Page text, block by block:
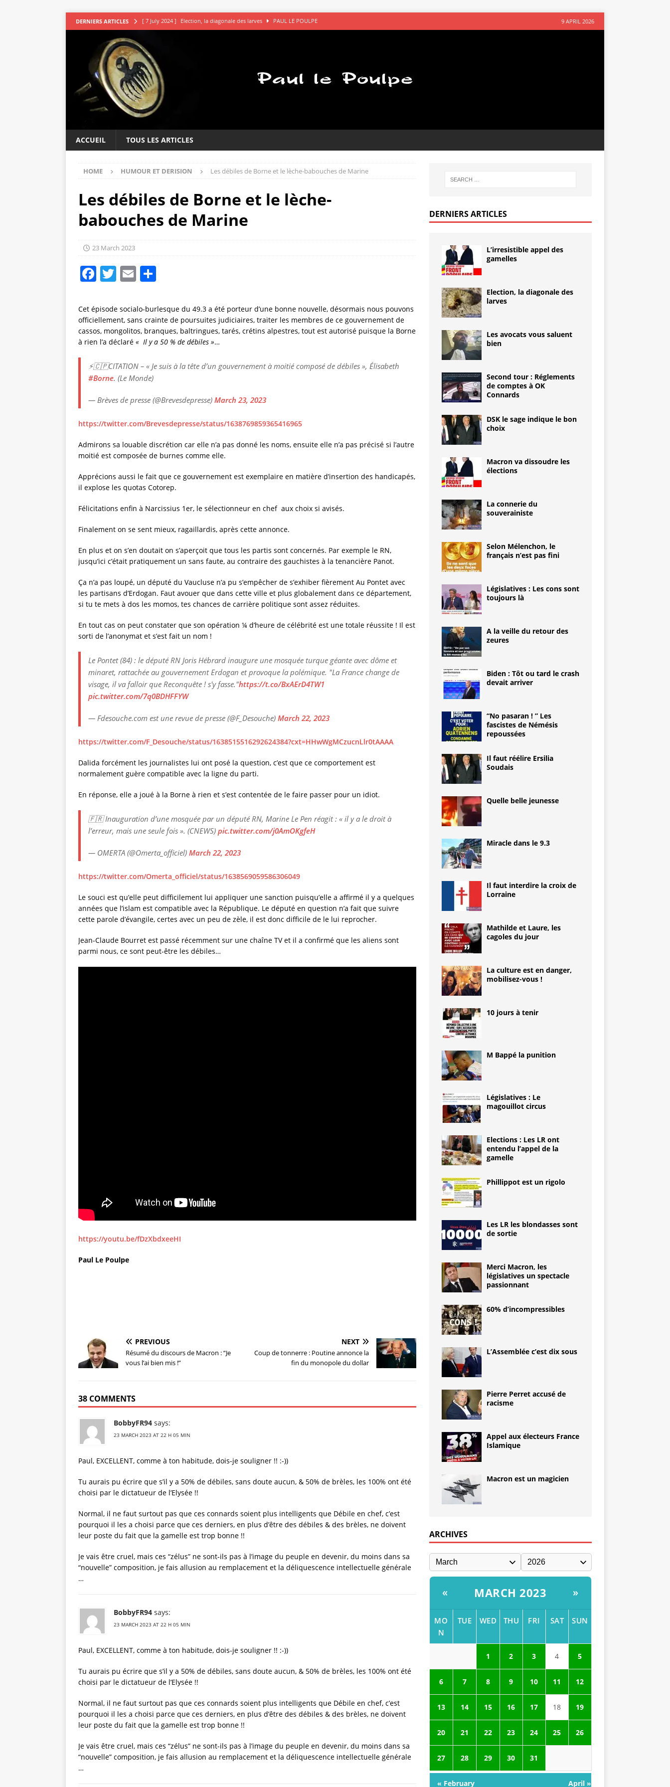
DERNIERS ARTICLES [ 7 July 2024 ] Election, la diagonale des larves PAUL LE POULPE
[ 5 July 2024 ]
[ 4 July 2024 ] DSK le sage indique le bon choix PAUL LE POULPE
[ 9 July 2024 ]
9 APRIL 2026
ACCUEIL TOUS LES ARTICLES
HOME HUMOUR ET DERISION Les débiles de Borne et le lèche-babouches de Marine
Les débiles de Borne et le lèche-
babouches de Marine
23 March 2023
F
c
e
b
o
k
T
it
te
r
E
ai
l
a
re
Cet épisode socialo-burlesque du 49.3 a été porteur d’une bonne nouvelle, désormais nous pouvons
officiellement, sans crainte de poursuites judiciaires, traiter les membres de ce gouvernement de
cassos, mongolitos, branques, baltringues, tarés, crétins alpestres, tout est autorisé puisque la Borne
à rien l’a déclaré « Il y a 50 % de débiles »…
⚡🇨🇵CITATION – « Je suis à la tête d’un gouvernement à moitié composé de débiles », Élisabeth
#Borne. (Le Monde)
— Brèves de presse (@Brevesdepresse) March 23, 2023
https://twitter.com/Brevesdepresse/status/1638769859365416965
Admirons sa louable discrétion car elle n’a pas donné les noms, ensuite elle n’a pas précisé si l’autre
moitié est composée de burnes comme elle.
Apprécions aussi le fait que ce gouvernement est exemplaire en matière d’insertion des handicapés,
il explose les quotas Cotorep.
Félicitations enfin à Narcissius 1er, le sélectionneur en chef aux choix si avisés.
Finalement on se sent mieux, ragaillardis, après cette annonce.
En plus et on s’en doutait on s’aperçoit que tous les partis sont concernés. Par exemple le RN,
jusqu’ici c’était pratiquement un sans faute, au contraire des gauchistes à la tenancière Panot.
Ça n’a pas loupé, un député du Vaucluse n’a pu s’empêcher de s’exhiber fièrement Au Pontet avec
les partisans d’Erdogan. Faut avouer que dans cette ville et plus globalement dans ce département,
si tu te mets à dos les momos, tes chances de carrière politique sont assez réduites.
En tout cas on peut constater que son opération ¼ d’heure de célébrité est une totale réussite ! Il est
sorti de l’anonymat et s’est fait un nom !
Le Pontet (84) : le député RN Joris Hébrard inaugure une mosquée turque géante avec dôme et
minaret, rattachée au gouvernement Erdogan et provoque la polémique. "La France change de
visage, il va falloir que Reconquête ! s'y fasse."https://t.co/BxAErD4TW1
pic.twitter.com/7q0BDHFFYW
— Fdesouche.com est une revue de presse (@F_Desouche) March 22, 2023
https://twitter.com/F_Desouche/status/1638515516292624384?cxt=HHwWgMCzucnLlr0tAAAA
Dalida forcément les journalistes lui ont posé la question, c’est que ce comportement est
normalement guère compatible avec la ligne du parti.
En réponse, elle a joué à la Borne à rien et s’est contentée de le faire passer pour un idiot.
🇫🇷 Inauguration d’une mosquée par un député RN, Marine Le Pen réagit : « il y a le droit à
l’erreur, mais une seule fois ». (CNEWS) pic.twitter.com/j0AmOKgfeH
— OMERTA (@Omerta_officiel) March 22, 2023
https://twitter.com/Omerta_officiel/status/1638569059586306049
Le souci est qu’elle peut difficilement lui appliquer une sanction puisqu’elle a affirmé il y a quelques
années que l’islam est compatible avec la République. Le député en question n’a fait que suivre
cette parole d’évangile, certes avec un peu de zèle, il est donc difficile de le lui reprocher.
Jean-Claude Bourret est passé récemment sur une chaîne TV et il a confirmé que les aliens sont
parmi nous, ce sont peut-être les débiles…
https://youtu.be/fDzXbdxeeHI
Paul Le Poulpe
PREVIOUS
Résumé du discours de Macron : “Je
vous l’ai bien mis !”
NEXT
Coup de tonnerre : Poutine annonce la
fin du monopole du dollar
38 COMMENTS
BobbyFR94 says:
23 MARCH 2023 AT 22 H 05 MIN
Paul, EXCELLENT, comme à ton habitude, dois-je souligner !! :-))
Tu aurais pu écrire que s’il y a 50% de débiles, sans doute aucun, & 50% de brèles, les 100% ont été
choisi par le dictatueur de l’Elysée !!
Normal, il ne faut surtout pas que ces connards soient plus intelligents que Débile en chef, c’est
pourquoi il les a choisi parce que ces derniers, en plus d’être des débiles & des brèles, ne doivent
leur poste du fait que la gamelle est trop bonne !!
Je vais être cruel, mais ces “zélus” ne sont-ils pas à l’image du peuple en devenir, du moins dans sa
“nouvelle” composition, je fais allusion au remplacement et la déliquescence intellectuelle générale
…
BobbyFR94 says:
23 MARCH 2023 AT 22 H 05 MIN
Paul, EXCELLENT, comme à ton habitude, dois-je souligner !! :-))
Tu aurais pu écrire que s’il y a 50% de débiles, sans doute aucun, & 50% de brèles, les 100% ont été
choisi par le dictatueur de l’Elysée !!
Normal, il ne faut surtout pas que ces connards soient plus intelligents que Débile en chef, c’est
pourquoi il les a choisi parce que ces derniers, en plus d’être des débiles & des brèles, ne doivent
leur poste du fait que la gamelle est trop bonne !!
Je vais être cruel, mais ces “zélus” ne sont-ils pas à l’image du peuple en devenir, du moins dans sa
“nouvelle” composition, je fais allusion au remplacement et la déliquescence intellectuelle générale
…
DERNIERS ARTICLES
L’irresistible appel des
gamelles
Election, la diagonale des
larves
Les avocats vous saluent
bien
Second tour : Réglements
de comptes à OK
Connards
DSK le sage indique le bon
choix
Macron va dissoudre les
élections
La connerie du
souverainiste
Selon Mélenchon, le
français n’est pas fini
Législatives : Les cons sont
toujours là
A la veille du retour des
zeures
Biden : Tôt ou tard le crash
devait arriver
“No pasaran ! ” Les
fascistes de Némésis
repoussées
Il faut réélire Ersilia
Soudais
Quelle belle jeunesse
Miracle dans le 9.3
Il faut interdire la croix de
Lorraine
Mathilde et Laure, les
cagoles du jour
La culture est en danger,
mobilisez-vous !
10 jours à tenir
M Bappé la punition
Législatives : Le
magouillot circus
Elections : Les LR ont
entendu l’appel de la
gamelle
Phillippot est un rigolo
Les LR les blondasses sont
de sortie
Merci Macron, les
législatives un spectacle
passionnant
60% d’incompressibles
L’Assemblée c’est dix sous
Pierre Perret accusé de
racisme
Appel aux électeurs France
Islamique
Macron est un magicien
ARCHIVES
« MARCH 2023 »
MO
N
TUE WED THU FRI SAT SUN
1 2 3 4 5
6 7 8 9 10 11 12
13 14 15 16 17 18 19
20 21 22 23 24 25 26
27 28 29 30 31
« February April »